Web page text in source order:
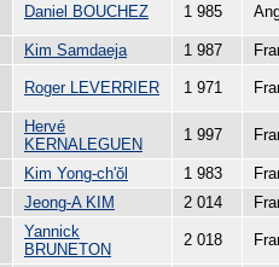
Daniel BOUCHEZ 1 985
Kim Samdaeja 1 987
Roger LEVERRIER 1 971
Hervé
KERNALEGUEN
1 997
Kim Yong-ch'ŏl 1 983
Jeong-A KIM 2 014
Yannick
BRUNETON
2 018